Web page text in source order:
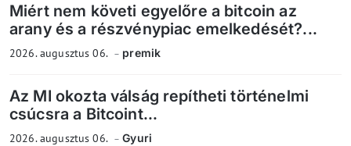
Miért nem követi egyelőre a bitcoin az
arany és a részvénypiac emelkedését?...
2026. augusztus 06. premik
Az MI okozta válság repítheti történelmi
csúcsra a Bitcoint...
2026. augusztus 06. Gyuri